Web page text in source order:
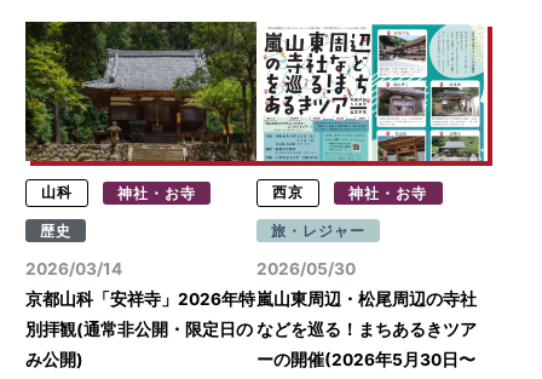
山科 神社・お寺
歴史
2026/03/14
京都山科「安祥寺」2026年特
別拝観(通常非公開・限定日の
み公開)
西京 神社・お寺
旅・レジャー
2026/05/30
嵐山東周辺・松尾周辺の寺社
などを巡る！まちあるきツア
ーの開催(2026年5月30日〜